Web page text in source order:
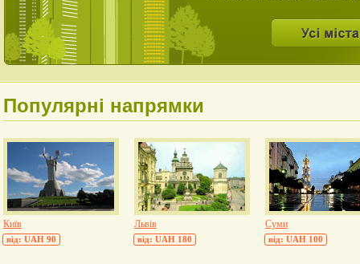
Популярні напрямки
Київ
від: UAH 90
Львів
від: UAH 180
Суми
від: UAH 100